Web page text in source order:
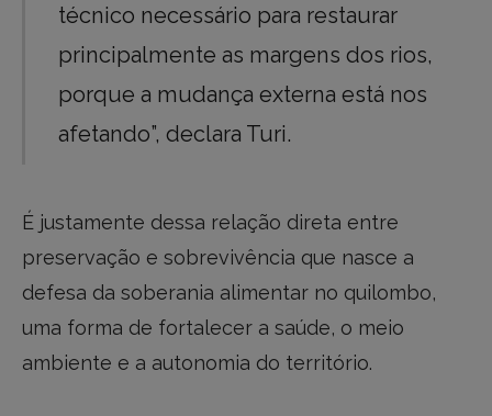
técnico necessário para restaurar
principalmente as margens dos rios,
porque a mudança externa está nos
afetando”, declara Turi.
É justamente dessa relação direta entre
preservação e sobrevivência que nasce a
defesa da soberania alimentar no quilombo,
uma forma de fortalecer a saúde, o meio
ambiente e a autonomia do território.